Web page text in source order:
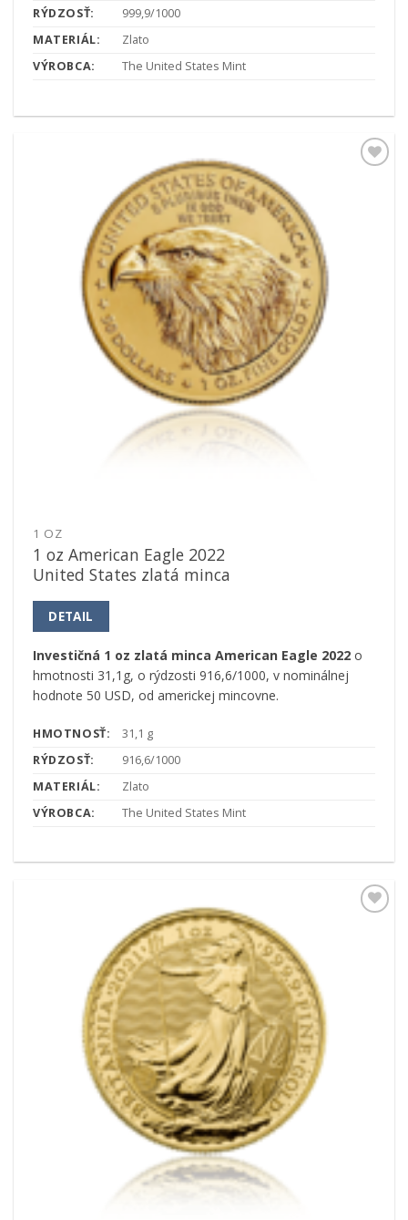
RÝDZOSŤ:
999,9/1000
MATERIÁL:
Zlato
VÝROBCA:
The United States Mint
1 OZ
1 oz American Eagle 2022
United States zlatá minca
DETAIL
Investičná 1 oz zlatá minca American Eagle 2022o
hmotnosti 31,1g, o rýdzosti 916,6/1000, v nominálnej
hodnote 50 USD, od americkej mincovne.
HMOTNOSŤ:
31,1 g
RÝDZOSŤ:
916,6/1000
MATERIÁL:
Zlato
VÝROBCA:
The United States Mint